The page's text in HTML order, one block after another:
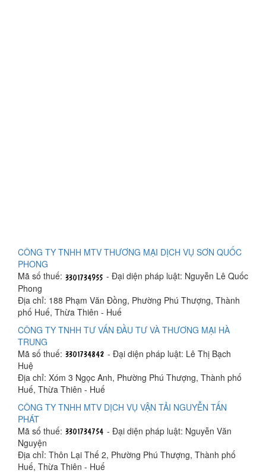
CÔNG TY TNHH MTV THƯƠNG MẠI DỊCH VỤ SƠN QUỐC
PHONG
Mã số thuế:
- Đại diện pháp luật: Nguyễn Lê Quốc
Phong
Địa chỉ: 188 Phạm Văn Đồng, Phường Phú Thượng, Thành
phố Huế, Thừa Thiên - Huế
CÔNG TY TNHH TƯ VẤN ĐẦU TƯ VÀ THƯƠNG MẠI HÀ
TRUNG
Mã số thuế:
- Đại diện pháp luật: Lê Thị Bạch
Huệ
Địa chỉ: Xóm 3 Ngọc Anh, Phường Phú Thượng, Thành phố
Huế, Thừa Thiên - Huế
CÔNG TY TNHH MTV DỊCH VỤ VẬN TẢI NGUYỄN TẤN
PHÁT
Mã số thuế:
- Đại diện pháp luật: Nguyễn Văn
Nguyện
Địa chỉ: Thôn Lại Thế 2, Phường Phú Thượng, Thành phố
Huế, Thừa Thiên - Huế